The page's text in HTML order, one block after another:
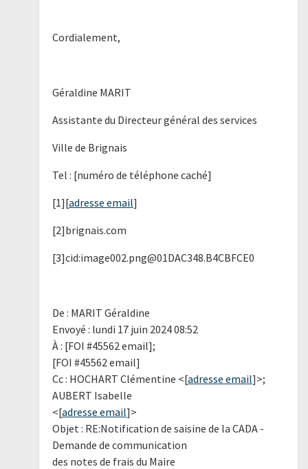
Cordialement,
Géraldine MARIT
Assistante du Directeur général des services
Ville de Brignais
Tel : [numéro de téléphone caché]
[1][adresse email]
[2]brignais.com
[3]cid:image002.png@01DAC348.B4CBFCE0
De : MARIT Géraldine
Envoyé : lundi 17 juin 2024 08:52
À : [FOI #45562 email];
[FOI #45562 email]
Cc : HOCHART Clémentine <[adresse email]>;
AUBERT Isabelle
<[adresse email]>
Objet : RE:Notification de saisine de la CADA -
Demande de communication
des notes de frais du Maire